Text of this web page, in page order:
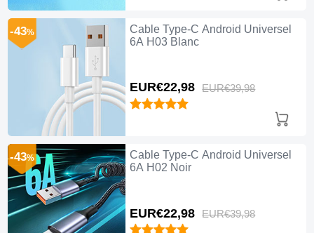
Cable Type-C Android Universel
6A H03 Blanc
EUR€22,98 EUR€39,98
-43%
Cable Type-C Android Universel
6A H02 Noir
EUR€22,98 EUR€39,98
-43%